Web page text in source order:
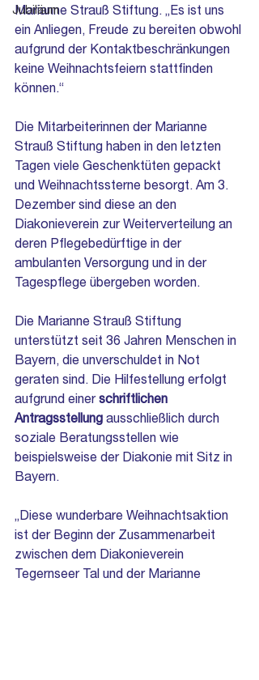
Jubiläum
Marianne Strauß Stiftung. „Es ist uns
ein Anliegen, Freude zu bereiten obwohl
aufgrund der Kontaktbeschränkungen
keine Weihnachtsfeiern stattfinden
können.“
Die Mitarbeiterinnen der Marianne
Strauß Stiftung haben in den letzten
Tagen viele Geschenktüten gepackt
und Weihnachtssterne besorgt. Am 3.
Dezember sind diese an den
Diakonieverein zur Weiterverteilung an
deren Pflegebedürftige in der
ambulanten Versorgung und in der
Tagespflege übergeben worden.
Die Marianne Strauß Stiftung
unterstützt seit 36 Jahren Menschen in
Bayern, die unverschuldet in Not
geraten sind. Die Hilfestellung erfolgt
aufgrund einer schriftlichen
Antragsstellung ausschließlich durch
soziale Beratungsstellen wie
beispielsweise der Diakonie mit Sitz in
Bayern.
„Diese wunderbare Weihnachtsaktion
ist der Beginn der Zusammenarbeit
zwischen dem Diakonieverein
Tegernseer Tal und der Marianne